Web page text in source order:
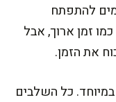
לטעמים להתפתח
זמן ארוך, אבל
את הזמן.
כל השלבים